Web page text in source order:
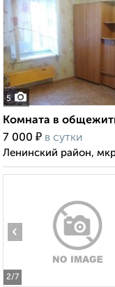
5
Комната в
7 000 ₽ в сутки
Ленинский район,
2/7
‹